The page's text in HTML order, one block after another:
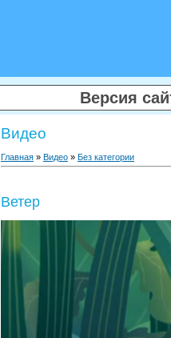
Версия
Видео
Главная » Видео » Без категории
Ветер